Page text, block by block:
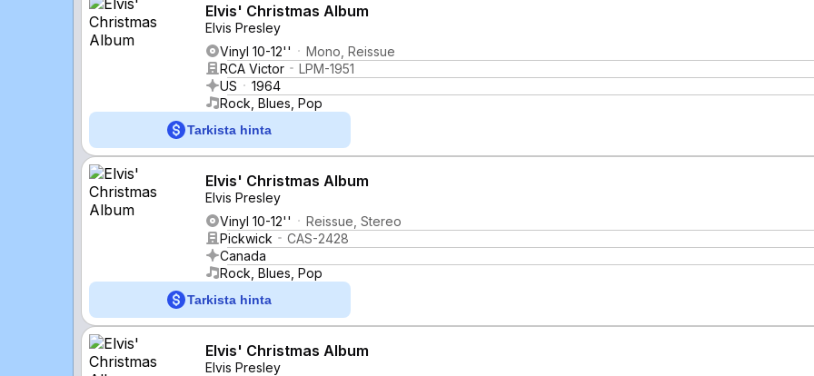
Elvis' Christmas Album
Elvis Presley
Vinyl 10-12''
Mono, Reissue
RCA Victor
LPM-1951
US
1964
Rock, Blues, Pop
Tarkista hinta
Elvis' Christmas Album
Elvis Presley
Vinyl 10-12''
Reissue, Stereo
Pickwick
CAS-2428
Canada
Rock, Blues, Pop
Tarkista hinta
Elvis' Christmas Album
Elvis Presley